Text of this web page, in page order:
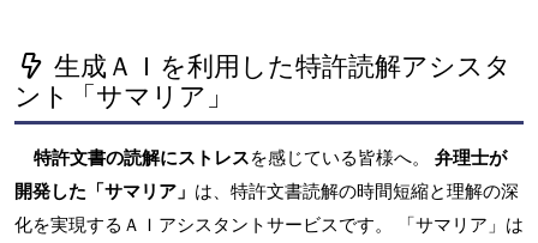
生成ＡＩを利用した特許読解アシスタ
ント「サマリア」
特許文書の読解にストレスを感じている皆様へ。 弁理士が
開発した「サマリア」 は、特許文書読解の時間短縮と理解の深
化を実現するＡＩアシスタントサービスです。 「サマリア」は